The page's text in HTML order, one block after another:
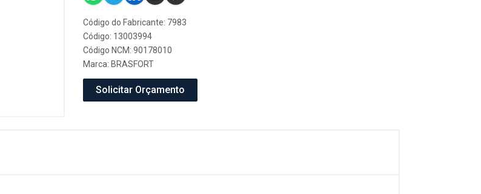
Código do Fabricante: 7983
Código: 13003994
Código NCM: 90178010
Marca: BRASFORT
Solicitar Orçamento